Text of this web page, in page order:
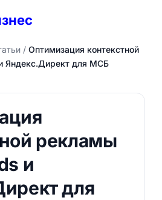
/ Оптимизация контекстной
Яндекс.Директ для МСБ
рекламы
и
для